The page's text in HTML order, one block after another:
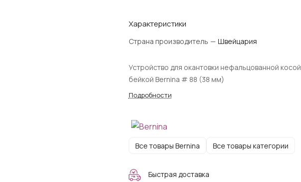
Характеристики
Страна производитель — Швейцария
Устройство для окантовки нефальцованной косой
бейкой Bernina # 88 (38 мм)
Подробности
Все товары Bernina Все товары категории
Быстрая доставка